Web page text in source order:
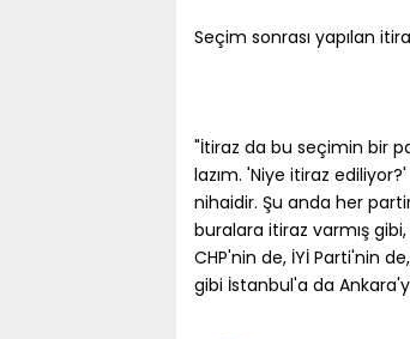
Seçim sonrası yapılan
"İtiraz da bu seçimin bir
lazım. 'Niye itiraz
nihaidir. Şu anda her
buralara itiraz varmış
CHP'nin de, İYİ Parti'nin
gibi İstanbul'a da